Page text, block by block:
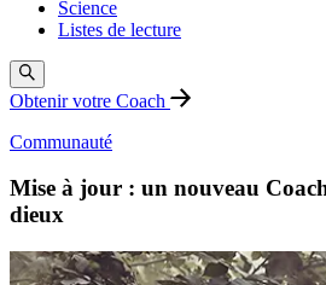
Science
Listes de lecture
Obtenir votre Coach
Communauté
Mise à jour : un nouveau
dieux